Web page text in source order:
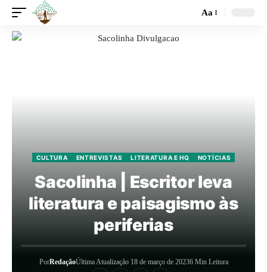
Aa
CULTURA ENTREVISTAS LITERATURA E HQ NOTÍCIAS
Sacolinha | Escritor leva
literatura e paisagismo às
periferias
PorRedaçãoÚltima Atualização 18 de março de 20236 Min Leitura